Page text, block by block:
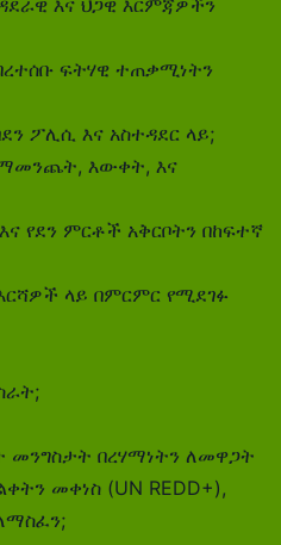
ፍትሃዊ ተጠቃሚነትን
ፖሊሲ እና አስተዳደር ላይ;
እውቀት, እና
የደን ምርቶች አቅርቦትን በከፍተኛ
ላይ በምርምር የሚደገፉ
መንግስታት በረሃማነትን ለመዋጋት
መቀነስ (UN REDD+),